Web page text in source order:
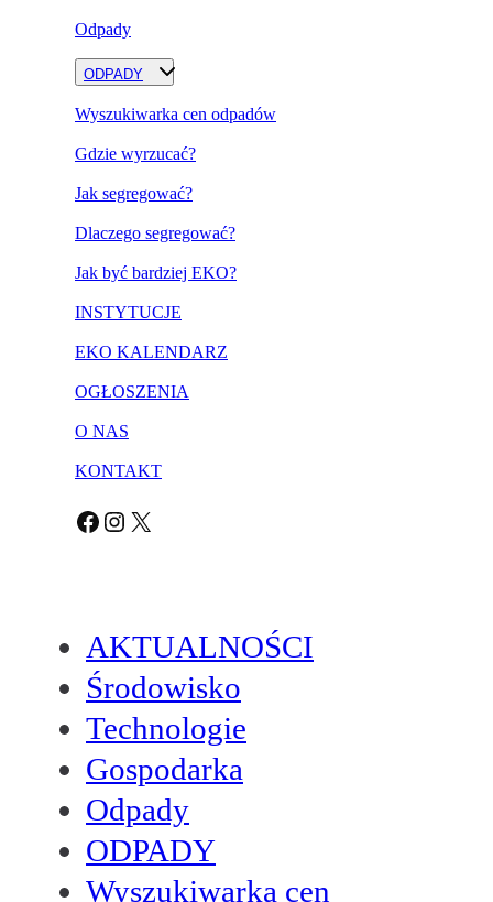
Odpady
ODPADY
Wyszukiwarka cen odpadów
Gdzie wyrzucać?
Jak segregować?
Dlaczego segregować?
Jak być bardziej EKO?
INSTYTUCJE
EKO KALENDARZ
OGŁOSZENIA
O NAS
KONTAKT
Facebook Instagram X
AKTUALNOŚCI
Środowisko
Technologie
Gospodarka
Odpady
ODPADY
Wyszukiwarka cen